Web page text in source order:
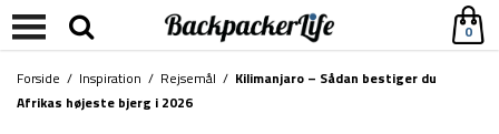
0
Forside / Inspiration / Rejsemål / Kilimanjaro – Sådan bestiger du
Afrikas højeste bjerg i 2026